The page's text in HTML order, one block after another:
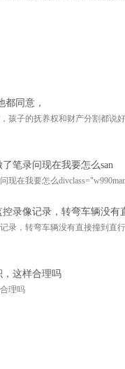
同意，
孩子的抚养权和财产分割都说
笔录问现在我要怎么san
在我要怎么
录像记录，转弯车辆没有
录，转弯车辆没有直接撞到直
这样合理吗
理吗